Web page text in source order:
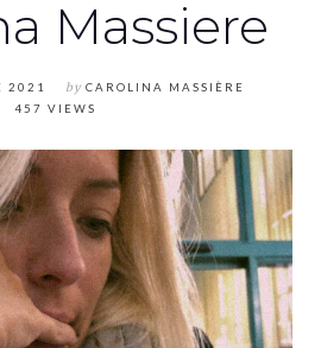
Massiere
2021 by CAROLINA MASSIÈRE
457 VIEWS